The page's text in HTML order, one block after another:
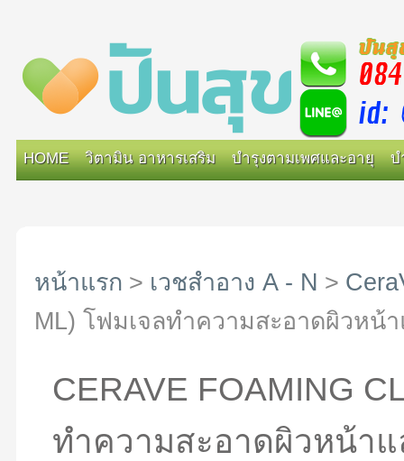
HOME วิตามิน อาหารเสริม บำรุงตามเพศและอายุ บ
หน้าแรก > เวชสำอาง A - N >
ML) โฟมเจลทำความสะอาดผิวหน้
CERAVE FOAMING
ทำความสะอาดผิวหน้า